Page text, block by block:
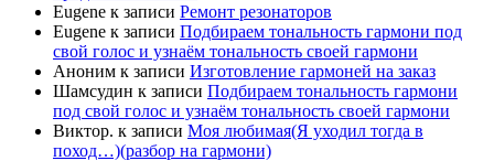
Eugene к записи Ремонт резонаторов
Eugene к записи Подбираем тональность гармони под
свой голос и узнаём тональность своей гармони
Аноним к записи Изготовление гармоней на заказ
Шамсудин к записи Подбираем тональность гармони
под свой голос и узнаём тональность своей гармони
Виктор. к записи Моя любимая(Я уходил тогда в
поход…)(разбор на гармони)